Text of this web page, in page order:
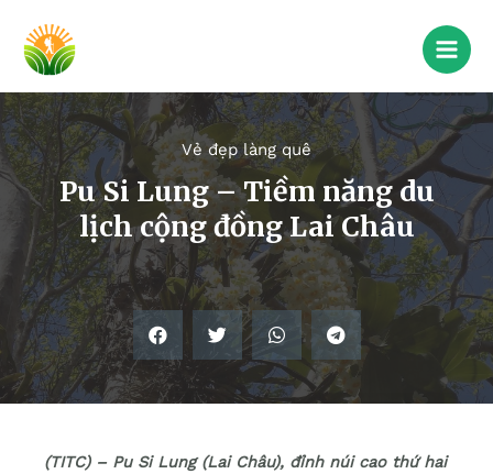
Vẻ đẹp làng quê
Pu Si Lung – Tiềm năng du
lịch cộng đồng Lai Châu
(TITC) – Pu Si Lung (Lai Châu), đỉnh núi cao thứ hai